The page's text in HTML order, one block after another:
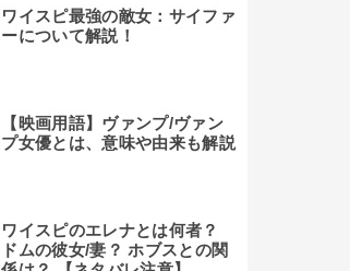
ワイスピ最強の敵女：サイファ
ーについて解説！
【映画用語】ヴァンプ/ヴァン
プ女優とは、意味や由来も解説
ワイスピのエレナとは何者？
ドムの彼女/妻？ ホブスとの関